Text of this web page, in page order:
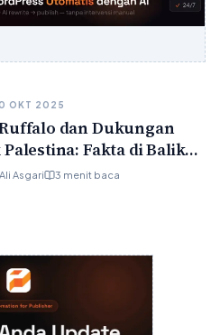
OKT 2025
dan Dukungan
Fakta di Balik
Bikin Heboh
Asgari 3 menit baca